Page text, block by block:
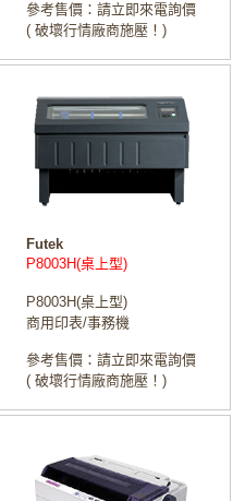
參考售價：請立即來電詢價
( 破壞行情廠商施壓！)
Futek
P8003H(桌上型)
P8003H(桌上型)
商用印表/事務機
參考售價：請立即來電詢價
( 破壞行情廠商施壓！)